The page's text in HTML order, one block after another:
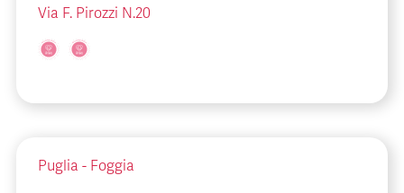
Via F. Pirozzi N.20
Puglia - Foggia